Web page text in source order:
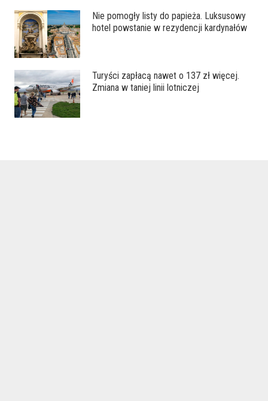
Nie pomogły listy do papieża. Luksusowy
hotel powstanie w rezydencji kardynałów
Turyści zapłacą nawet o 137 zł więcej.
Zmiana w taniej linii lotniczej